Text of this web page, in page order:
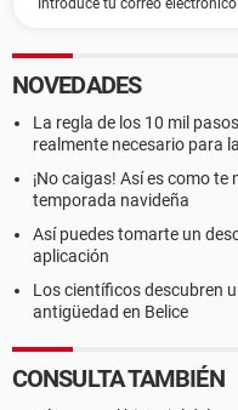
NOVEDADES
La regla de los 10 mil
realmente necesario para
¡No caigas! Así es como
temporada navideña
Así puedes tomarte un
aplicación
Los científicos descubren
antigüedad en Belice
CONSULTA TAMBIÉN